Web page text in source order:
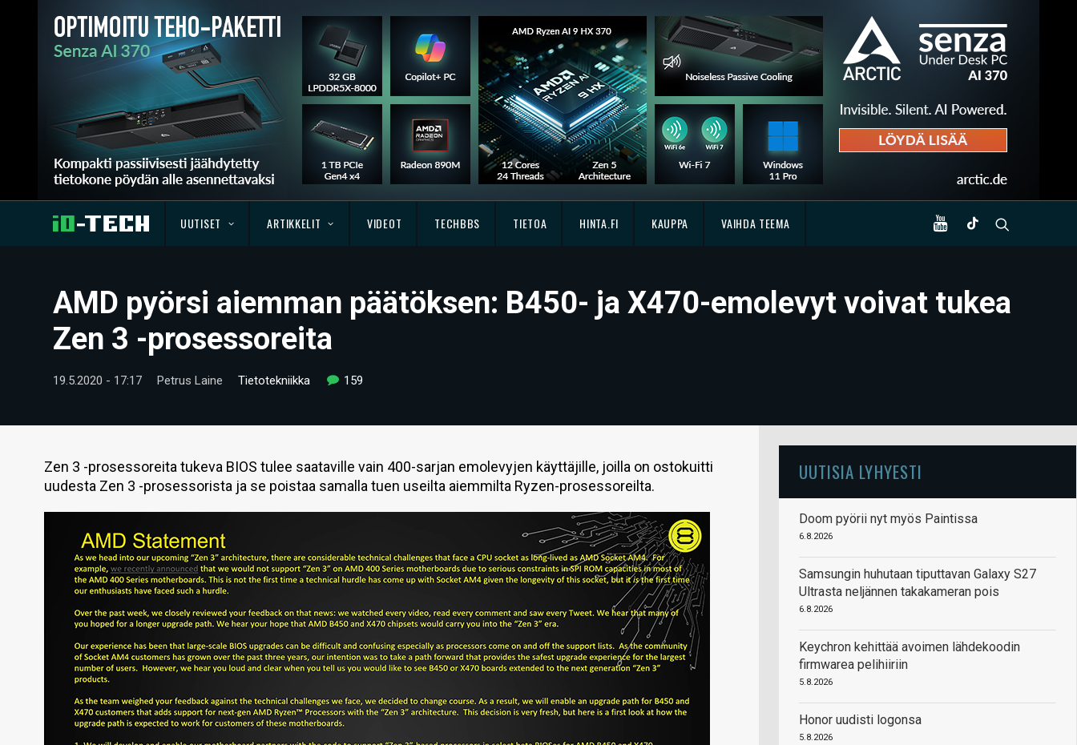
UUTISET ARTIKKELIT VIDEOT TECHBBS TIETOA HINTA.FI KAUPPA VAIHDA TEEMA
AMD pyörsi aiemman päätöksen: B450- ja X470-emolevyt voivat tukea
Zen 3 -prosessoreita
19.5.2020 - 17:17 Petrus Laine Tietotekniikka 159
Zen 3 -prosessoreita tukeva BIOS tulee saataville vain 400-sarjan emolevyjen käyttäjille, joilla on ostokuitti
uudesta Zen 3 -prosessorista ja se poistaa samalla tuen useilta aiemmilta Ryzen-prosessoreilta.
UUTISIA LYHYESTI
Doom pyörii nyt myös Paintissa
6.8.2026
Samsungin huhutaan tiputtavan Galaxy S27
Ultrasta neljännen takakameran pois
6.8.2026
Keychron kehittää avoimen lähdekoodin
firmwarea pelihiiriin
5.8.2026
Honor uudisti logonsa
5.8.2026